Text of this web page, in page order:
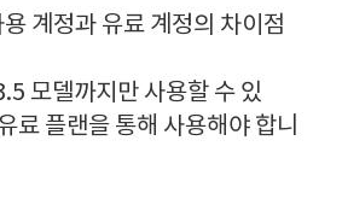
계정과 유료 계정의 차이점
모델까지만 사용할 수 있
료 플랜을 통해 사용해야 합니